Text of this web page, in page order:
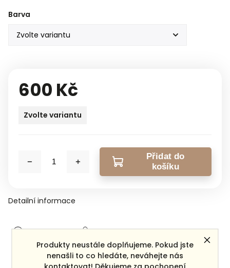
Produkty neustále doplňujeme. Pokud jste
nenašli to co hledáte, neváhejte nás
Barva
600 Kč
Zvolte variantu
Přidat do
košíku
Detailní informace